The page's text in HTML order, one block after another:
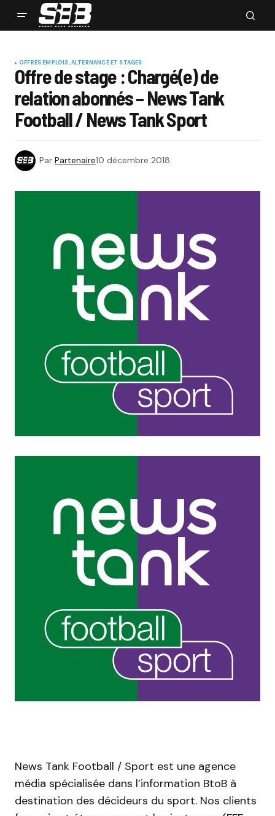
OFFRES EMPLOIS, ALTERNANCE ET STAGES
Offre de stage : Chargé(e) de
relation abonnés – News Tank
Football / News Tank Sport
Par Partenaire10 décembre 2018
News Tank Football / Sport est une agence
média spécialisée dans l’information BtoB à
destination des décideurs du sport. Nos clients